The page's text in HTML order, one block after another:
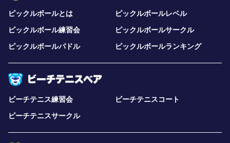
ピックルボールとは
ピックルボールレベル
ピックルボール練習会
ピックルボールサークル
ピックルボールパドル
ピックルボールランキング
ビーチテニス練習会
ビーチテニスコート
ビーチテニスサークル